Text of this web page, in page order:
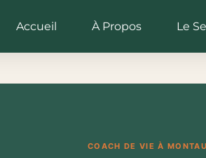
Accueil À Propos Le
COACH DE VIE À